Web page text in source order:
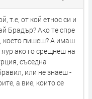
т.е, от кой етнос си и
Брадър? Ако те спре
което пишеш? А имаш
ако го срещнеш на
съседна
или не знаеш -
а вие, които се